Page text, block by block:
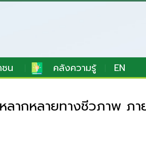
ชน คลังความรู้ EN
ลากหลายทางชีวภาพ ภา